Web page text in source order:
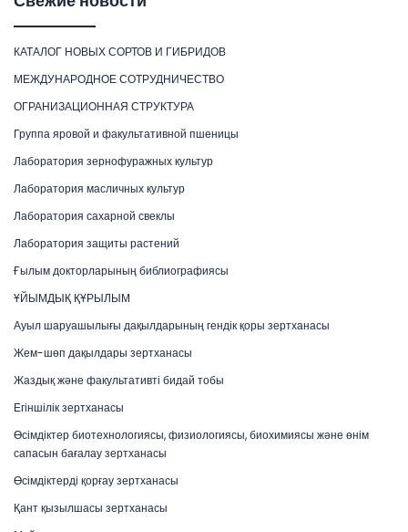
КАТАЛОГ НОВЫХ СОРТОВ И ГИБРИДОВ
МЕЖДУНАРОДНОЕ СОТРУДНИЧЕСТВО
ОГРАНИЗАЦИОННАЯ СТРУКТУРА
Группа яровой и факультативной пшеницы
Лаборатория зернофуражных культур
Лаборатория масличных культур
Лаборатория сахарной свеклы
Лаборатория защиты растений
Ғылым докторларының библиографиясы
ҰЙЫМДЫҚ ҚҰРЫЛЫМ
Ауыл шаруашылығы дақылдарының гендік қоры зертханасы
Жем-шөп дақылдары зертханасы
Жаздық және факультативті бидай тобы
Егіншілік зертханасы
Өсімдіктер биотехнологиясы, физиологиясы, биохимиясы және өнім
сапасын бағалау зертханасы
Өсімдіктерді қорғау зертханасы
Қант қызылшасы зертханасы